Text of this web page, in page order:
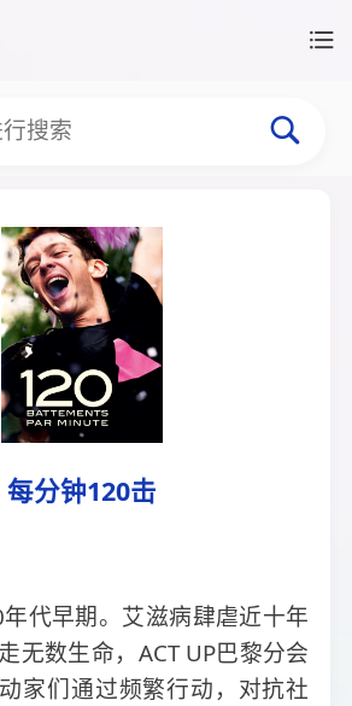
每分钟120击
代早期。艾滋病肆虐近十年
无数生命，ACT UP巴黎分会
家们通过频繁行动，对抗社